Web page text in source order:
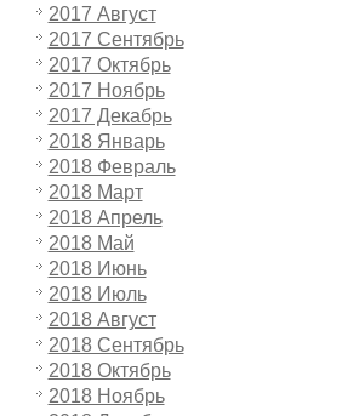
2017 Август
2017 Сентябрь
2017 Октябрь
2017 Ноябрь
2017 Декабрь
2018 Январь
2018 Февраль
2018 Март
2018 Апрель
2018 Май
2018 Июнь
2018 Июль
2018 Август
2018 Сентябрь
2018 Октябрь
2018 Ноябрь